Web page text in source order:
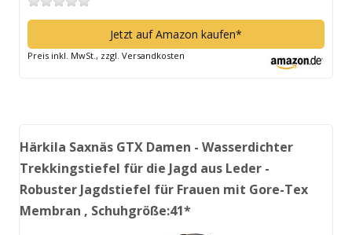
Jetzt auf Amazon kaufen*
Preis inkl. MwSt., zzgl. Versandkosten
Härkila Saxnäs GTX Damen - Wasserdichter
Trekkingstiefel für die Jagd aus Leder -
Robuster Jagdstiefel für Frauen mit Gore-Tex
Membran , Schuhgröße:41*